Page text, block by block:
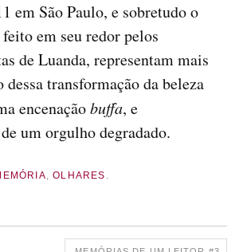
em São Paulo, e sobretudo o
em seu redor pelos
de Luanda, representam mais
transformação da beleza
encenaçãobuffa, e
um orgulho degradado.
,OLHARES .